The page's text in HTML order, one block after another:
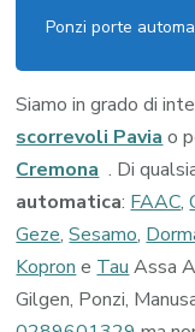
Ponzi porte
Siamo in grado di
scorrevoli Pavia o
Cremona . Di
automatica: FAAC,
Geze,Sesamo,
Kopron e Tau Assa
Gilgen, Ponzi,